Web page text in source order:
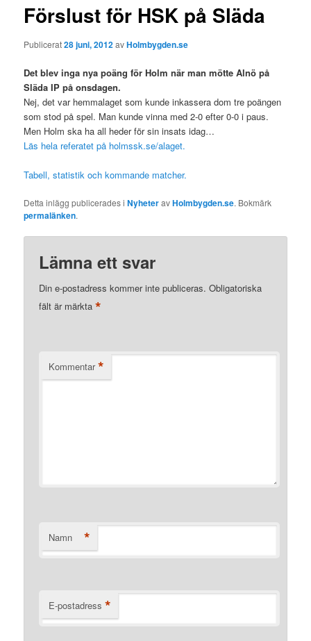
Förslust för HSK på Släda
Publicerat28 juni, 2012avHolmbygden.se
Det blev inga nya poäng för Holm när man mötte Alnö på
Släda IP på onsdagen.
Nej, det var hemmalaget som kunde inkassera dom tre poängen
som stod på spel. Man kunde vinna med 2-0 efter 0-0 i paus.
Men Holm ska ha all heder för sin insats idag…
Läs hela referatet på holmssk.se/alaget.
Tabell, statistik och kommande matcher.
Detta inlägg publicerades iNyheteravHolmbygden.se. Bokmärk
permalänken.
Lämna ett svar
Din e-postadress kommer inte publiceras. Obligatoriska
fält är märkta*
Kommentar *
Namn *
E-postadress *